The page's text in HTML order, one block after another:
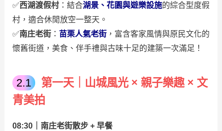
✅西湖渡假村：結合湖景、花園與遊樂設施的綜合型度假
村，適合休閒放空一整天。
✅南庄老街： 苗栗人氣老街，富含客家風情與原民文化的
懷舊街道，美食、伴手禮與古味十足的建築一次滿足！
第一天｜山城風光 × 親子樂趣 × 文
青美拍
08:30｜南庄老街散步 + 早餐